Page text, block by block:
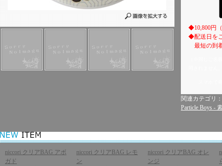
◆10,800円
◆配送日を
最短の到
関連カテゴリ：
Particle Boys -
niccori クリアBAG アボ
ガド
niccori クリアBAG レモ
ン
niccori クリアBAG オレ
ンジ